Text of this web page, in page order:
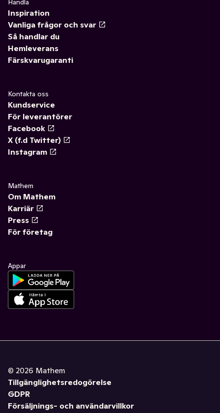
Handla
Inspiration
Vanliga frågor och svar
Så handlar du
Hemleverans
Färskvarugaranti
Kontakta oss
Kundservice
För leverantörer
Facebook
X (f.d Twitter)
Instagram
Mathem
Om Mathem
Karriär
Press
För företag
Appar
© 2026 Mathem
Tillgänglighetsredogörelse
GDPR
Försäljnings- och användarvillkor